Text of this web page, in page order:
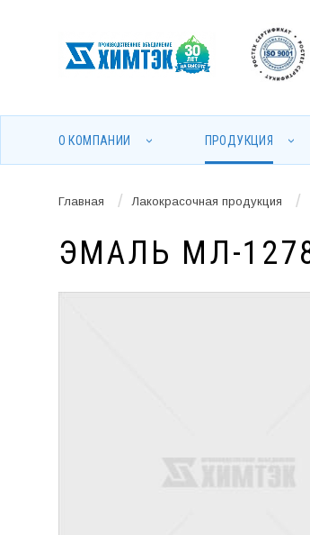
О КОМПАНИИ ПРОДУКЦИЯ
Главная / Лакокрасочная продукция /
ЭМАЛЬ МЛ-